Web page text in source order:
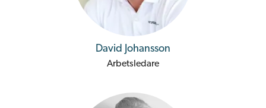
David Johansson
Arbetsledare